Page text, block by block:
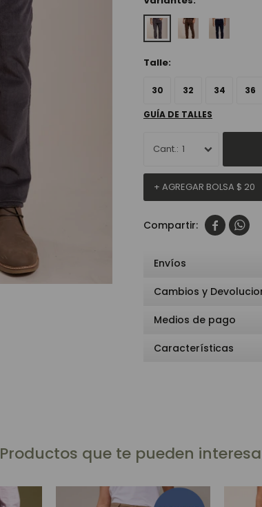
Talle:
30 32 34 36
GUÍA DE TALLES
1
+ AGREGAR BOLSA $ 20
 
Envíos
Cambios y
Medios de pago
Características
Productos que te pueden